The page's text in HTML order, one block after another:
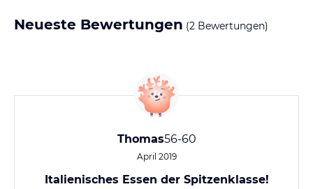
Neueste Bewertungen (2 Bewertungen)
Thomas56-60
April 2019
Italienisches Essen der Spitzenklasse!